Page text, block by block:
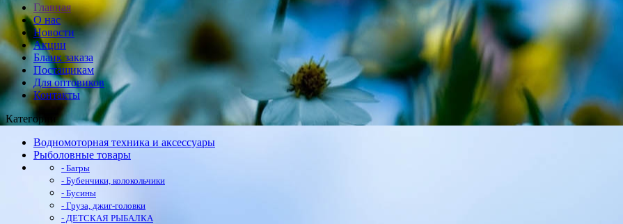
Главная
О нас
Новости
Акции
Бланк заказа
Постащикам
Для оптовиков
Контакты
Категории
Водномоторная техника и аксессуары
Рыболовные товары
- Багры
- Бубенчики, колокольчики
- Бусины
- Груза, джиг-головки
- ДЕТСКАЯ РЫБАЛКА